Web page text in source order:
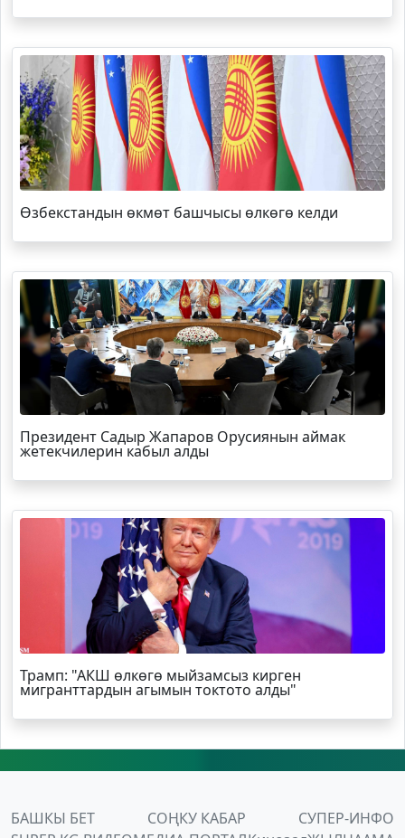
Өзбекстандын өкмөт башчысы өлкөгө келди
Президент Садыр Жапаров Орусиянын аймак
жетекчилерин кабыл алды
Трамп: "АКШ өлкөгө мыйзамсыз кирген
мигранттардын агымын токтото алды"
БАШКЫ БЕТ СОҢКУ КАБАР
СУПЕР-ИНФО